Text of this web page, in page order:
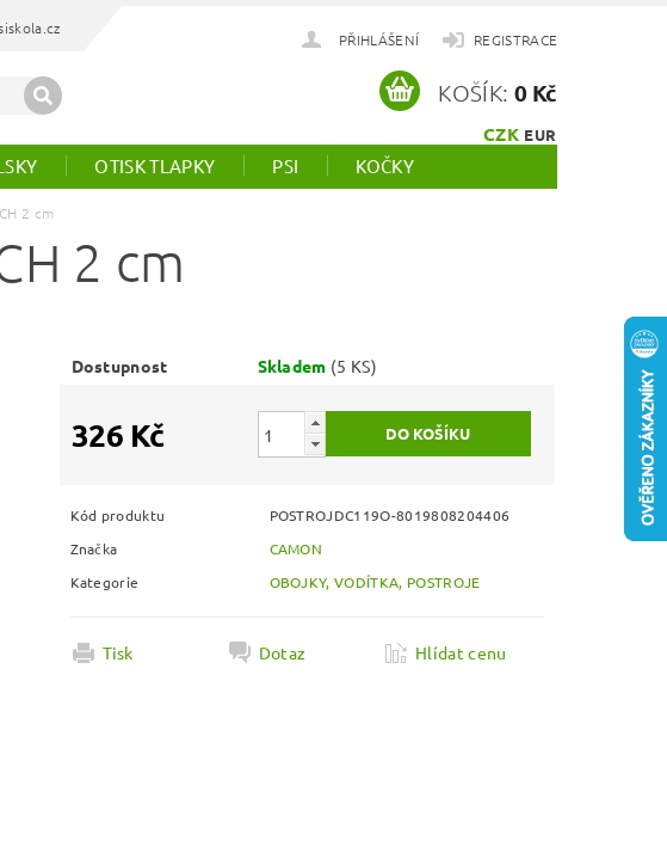
PŘIHLÁŠENÍ REGISTRACE
CZK EUR
KOŠÍK: 0 Kč
OTISK TLAPKY PSI KOČKY
2 cm
2 cm
Dostupnost Skladem (5 KS)
326 Kč
Kód produktu
POSTROJDC119O-8019808204406
Značka
CAMON
Kategorie
OBOJKY, VODÍTKA, POSTROJE
Tisk Dotaz Hlídat cenu